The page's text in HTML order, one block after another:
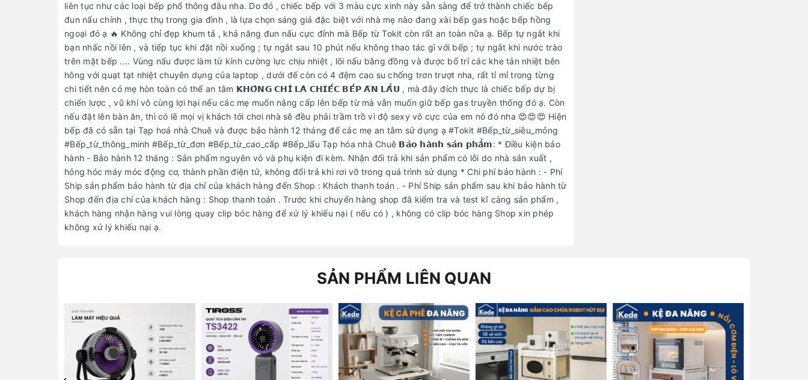
liên tục như các loại bếp phổ thông đâu nha. Do đó , chiếc bếp với 3 màu cực xinh này sẵn sàng để trở thành chiếc bếp
đun nấu chính , thực thụ trong gia đình , là lựa chọn sáng giá đặc biệt với nhà mẹ nào đang xài bếp gas hoặc bếp hồng
ngoại đó ạ 🔥 Không chỉ đẹp khum tả , khả năng đun nấu cực đỉnh mà Bếp từ Tokit còn rất an toàn nữa ạ. Bếp tự ngắt khi
bạn nhấc nồi lên , và tiếp tục khi đặt nồi xuống ; tự ngắt sau 10 phút nếu không thao tác gì với bếp ; tự ngắt khi nước trào
trên mặt bếp .... Vùng nấu được làm từ kính cường lực chịu nhiệt , lõi nấu bằng đồng và được bố trí các khe tản nhiệt bên
hông với quạt tạt nhiệt chuyên dụng của laptop , dưới đế còn có 4 đệm cao su chống trơn trượt nha, rất tỉ mỉ trong từng
chi tiết nên có mẹ hòn toàn có thể an tâm 𝗞𝗛𝗢̂𝗡𝗚 𝗖𝗛𝗜̉ 𝗟𝗔̀ 𝗖𝗛𝗜𝗘̂́𝗖 𝗕𝗘̂́𝗣 𝗔̆𝗡 𝗟𝗔̂̉𝗨 , mà đây đích thực là chiếc bếp dự bị
chiến lược , vũ khí vô cùng lợi hại nếu các mẹ muốn nâng cấp lên bếp từ mà vẫn muốn giữ bếp gas truyền thống đó ạ. Còn
nếu đặt lên bàn ăn, thì có lẽ mọi vị khách tới chơi nhà sẽ đều phải trầm trồ vì độ sexy vô cực của em nó đó nha 😍😍😍 Hiện
bếp đã có sẵn tại Tạp hoá nhà Chuê và được bảo hành 12 tháng để các mẹ an tâm sử dụng ạ #Tokit #Bếp_từ_siêu_mỏng
#Bếp_từ_thông_minh #Bếp_từ_đơn #Bếp_từ_cao_cấp #Bếp_lẩu Tạp hóa nhà Chuê 𝗕𝗮̉𝗼 𝗵𝗮̀𝗻𝗵 𝘀𝗮̉𝗻 𝗽𝗵𝗮̂̉𝗺: * Điều kiện bảo
hành - Bảo hành 12 tháng : Sản phẩm nguyên vỏ và phụ kiện đi kèm. Nhận đổi trả khi sản phẩm có lỗi do nhà sản xuất ,
hỏng hóc máy móc động cơ, thành phần điện tử, không đổi trả khi rơi vỡ trong quá trình sử dụng * Chi phí bảo hành : - Phí
Ship sản phẩm bảo hành từ địa chỉ của khách hàng đến Shop : Khách thanh toán . - Phí Ship sản phẩm sau khi bảo hành từ
Shop đến địa chỉ của khách hàng : Shop thanh toán . Trước khi chuyển hàng shop đã kiểm tra và test kĩ càng sản phẩm ,
khách hàng nhận hàng vui lòng quay clip bóc hàng để xử lý khiếu nại ( nếu có ) , không có clip bóc hàng Shop xin phép
không xử lý khiếu nại ạ.
SẢN PHẨM LIÊN QUAN